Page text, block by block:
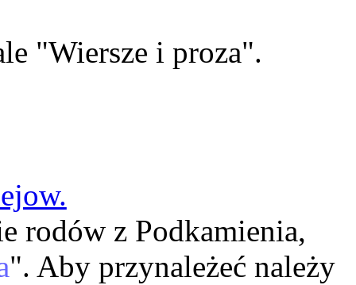
"Wiersze i proza".
rodów z Podkamienia,
". Aby przynależeć należy